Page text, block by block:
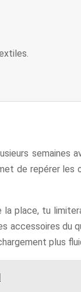
semaines
de repérer
place, tu
du
plus